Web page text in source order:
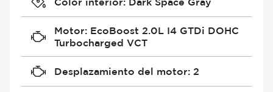
Motor: EcoBoost 2.0L I4 GTDi DOHC
Turbocharged VCT
Desplazamiento del motor: 2